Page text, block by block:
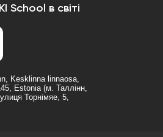
School в світі
Kesklinna linnaosa,
Estonia (м. Таллінн,
Торнімяе, 5,